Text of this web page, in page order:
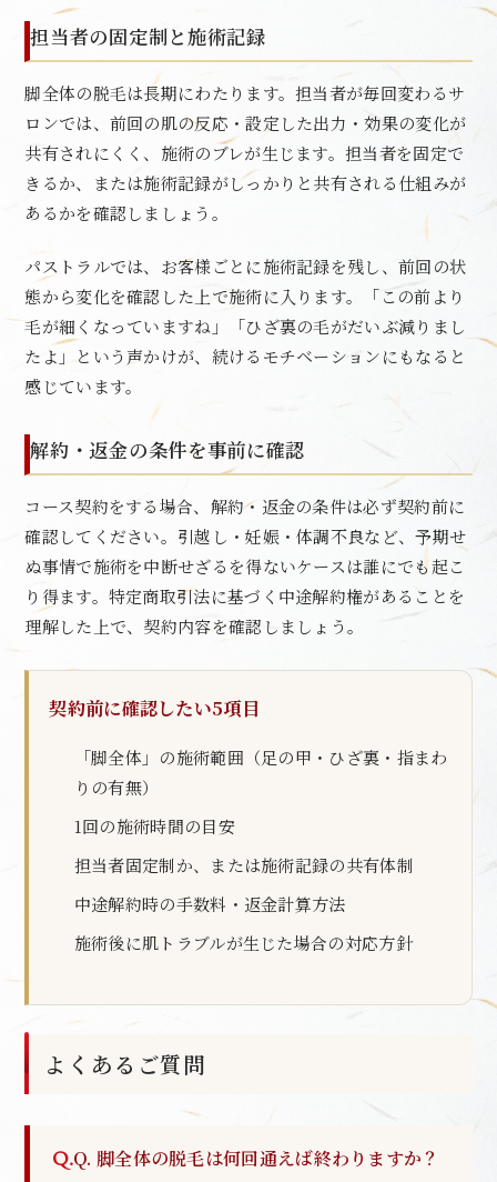
担当者の固定制と施術記録
脚全体の脱毛は長期にわたります。担当者が毎回変わるサ
ロンでは、前回の肌の反応・設定した出力・効果の変化が
共有されにくく、施術のブレが生じます。担当者を固定で
きるか、または施術記録がしっかりと共有される仕組みが
あるかを確認しましょう。
パストラルでは、お客様ごとに施術記録を残し、前回の状
態から変化を確認した上で施術に入ります。「この前より
毛が細くなっていますね」「ひざ裏の毛がだいぶ減りまし
たよ」という声かけが、続けるモチベーションにもなると
感じています。
解約・返金の条件を事前に確認
コース契約をする場合、解約・返金の条件は必ず契約前に
確認してください。引越し・妊娠・体調不良など、予期せ
ぬ事情で施術を中断せざるを得ないケースは誰にでも起こ
り得ます。特定商取引法に基づく中途解約権があることを
理解した上で、契約内容を確認しましょう。
契約前に確認したい5項目
「脚全体」の施術範囲（足の甲・ひざ裏・指まわ
りの有無）
1回の施術時間の目安
担当者固定制か、または施術記録の共有体制
中途解約時の手数料・返金計算方法
施術後に肌トラブルが生じた場合の対応方針
よくあるご質問
Q. 脚全体の脱毛は何回通えば終わりますか？